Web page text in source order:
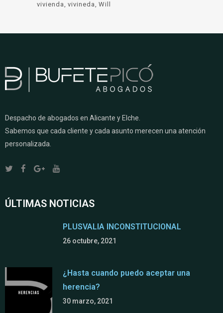
vivienda vivineda Will
Despacho de abogados en Alicante y Elche.
Sabemos que cada cliente y cada asunto merecen una atención
personalizada.
ÚLTIMAS NOTICIAS
PLUSVALIA INCONSTITUCIONAL
26 octubre, 2021
¿Hasta cuando puedo aceptar una
herencia?
30 marzo, 2021